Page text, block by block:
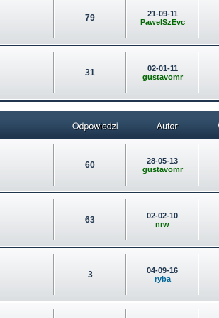
79
21-09-11
PawelSzEvc
31
02-01-11
gustavomr
60
28-05-13
gustavomr
63
02-02-10
nrw
3
04-09-16
ryba